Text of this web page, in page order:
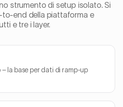
strumento di setup isolato. Si
end della piattaforma e
e tre i layer.
la base per dati di ramp-up